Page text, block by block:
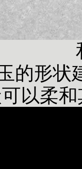
形状
以柔